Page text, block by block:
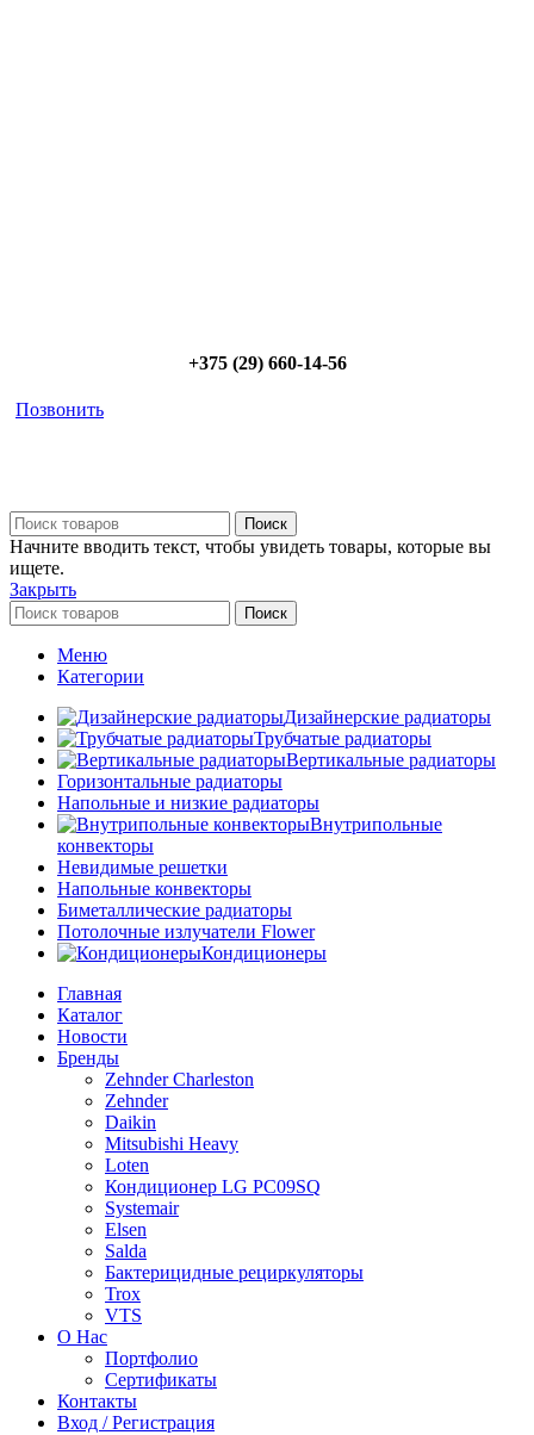
+375 (29) 660-14-56
Позвонить
Поиск
Начните вводить текст, чтобы увидеть товары, которые вы
ищете.
Закрыть
Поиск
Меню
Категории
Дизайнерские радиаторы
Трубчатые радиаторы
Вертикальные радиаторы
Горизонтальные радиаторы
Напольные и низкие радиаторы
Внутрипольные
конвекторы
Невидимые решетки
Напольные конвекторы
Биметаллические радиаторы
Потолочные излучатели Flower
Кондиционеры
Главная
Каталог
Новости
Бренды
Zehnder Charleston
Zehnder
Daikin
Mitsubishi Heavy
Loten
Кондиционер LG PC09SQ
Systemair
Elsen
Salda
Бактерицидные рециркуляторы
Trox
VTS
О Нас
Портфолио
Сертификаты
Контакты
Вход / Регистрация